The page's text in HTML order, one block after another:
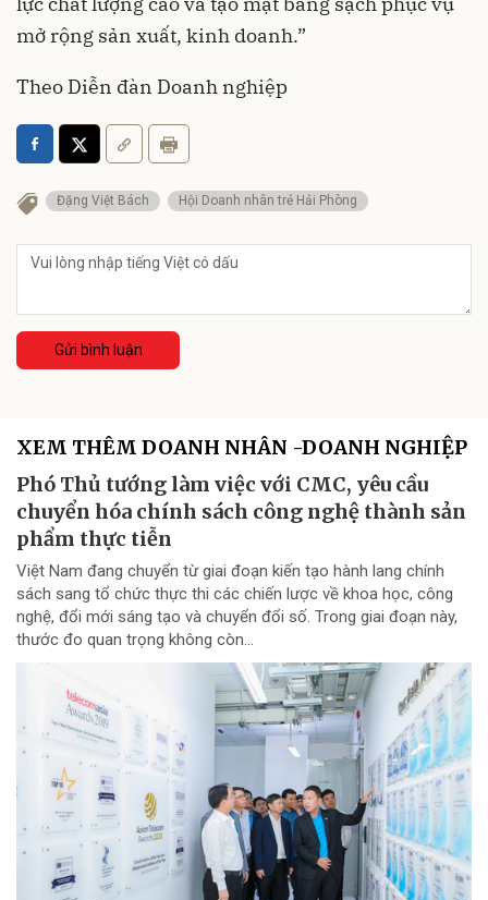
mở rộng sản xuất, kinh doanh.”
Theo Diễn đàn Doanh nghiệp
Đặng Việt Bách Hội Doanh nhân trẻ Hải Phòng
Gửi bình luận
XEM THÊM DOANH NHÂN -DOANH NGHIỆP
Phó Thủ tướng làm việc với CMC, yêu cầu
chuyển hóa chính sách công nghệ thành sản
phẩm thực tiễn
Việt Nam đang chuyển từ giai đoạn kiến tạo hành lang chính
sách sang tổ chức thực thi các chiến lược về khoa học, công
nghệ, đổi mới sáng tạo và chuyển đổi số. Trong giai đoạn này,
thước đo quan trọng không còn...